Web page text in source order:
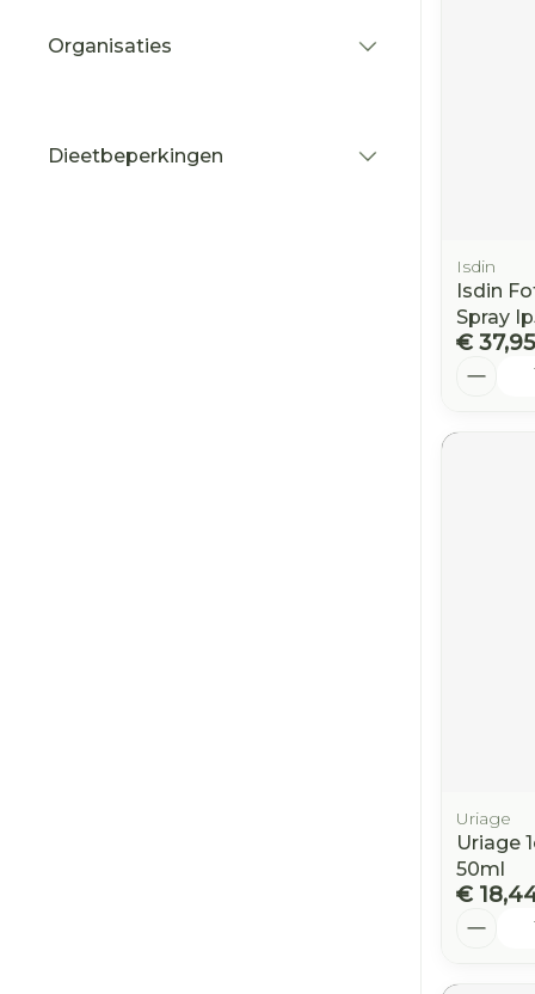
Organisaties
Dieetbeperkingen
Isdin
Isdin
Spray
€ 37,95
Uriage
Uriage
50ml
€